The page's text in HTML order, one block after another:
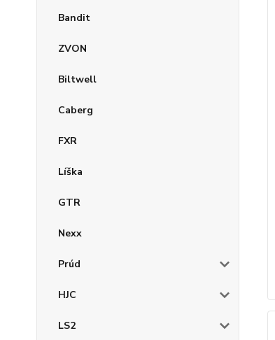
Bandit
ZVON
Biltwell
Caberg
FXR
Líška
GTR
Nexx
Prúd
HJC
LS2